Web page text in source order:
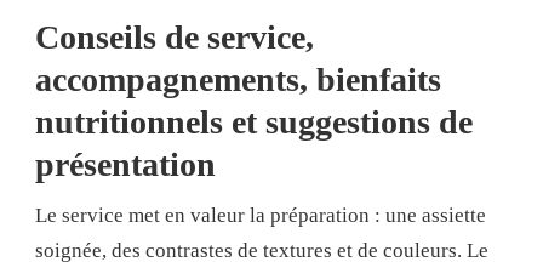
Conseils de service,
accompagnements, bienfaits
nutritionnels et suggestions de
présentation
Le service met en valeur la préparation : une assiette
soignée, des contrastes de textures et de couleurs. Le